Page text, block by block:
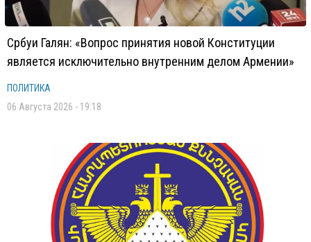
Србуи Галян: «Вопрос принятия новой Конституции
является исключительно внутренним делом Армении»
ПОЛИТИКА
06 Августа 2026 - 19:18